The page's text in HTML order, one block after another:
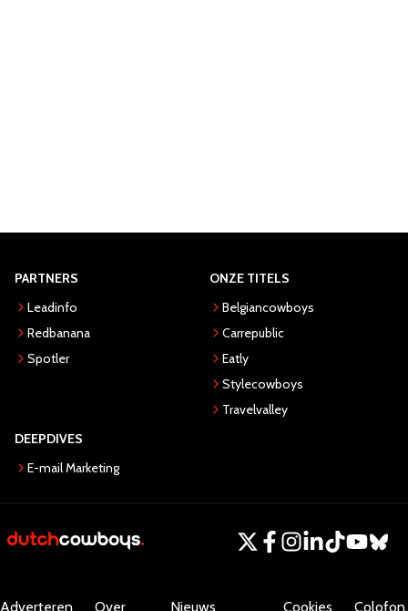
PARTNERS
Leadinfo
Redbanana
Spotler
ONZE TITELS
Belgiancowboys
Carrepublic
Eatly
Stylecowboys
Travelvalley
DEEPDIVES
E-mail Marketing
Adverteren Over Nieuws Cookies Colofon.